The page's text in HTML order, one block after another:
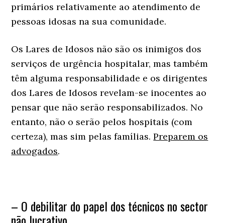
primários relativamente ao atendimento de
pessoas idosas na sua comunidade.
Os Lares de Idosos não são os inimigos dos
serviços de urgência hospitalar, mas também
têm alguma responsabilidade e os dirigentes
dos Lares de Idosos revelam-se inocentes ao
pensar que não serão responsabilizados. No
entanto, não o serão pelos hospitais (com
certeza), mas sim pelas famílias.Preparem os
advogados.
– O debilitar do papel dos técnicos no sector